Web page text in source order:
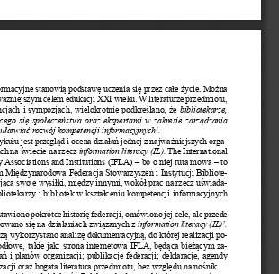
stanowią podstawę uczenia się przez całe życie. Można
celem edukacji XXI wieku. W literaturze przedmiotu,
i sympozjach, wielokrotnie podkreślano, że bibliotekarze,
się społeczeństwa oraz ekspertami w zakresie zarządzania
rozwój kompetencji informacyjnych1.
jest przegląd i ocena działań jednej z najważniejszych orga-
na świecie na rzecz information literacy (IL). The International
Associations and Institutions (IFLA) – bo o niej tuta mowa – to
Międzynarodowa Federacja Stowarzyszeń i Instytucji Bibliote-
swoje wysiłki, między innymi, wokół prac na rzecz uświada-
i bibliotek w kształceniu kompetencji informacyjnych
pokrótce historię federacji, omówiono jej cele, ale przede
się na działaniach związanych z information literacy (IL)2
wykorzystano analizę dokumentacyjną, do której realizacji po-
takie jak: strona internetowa IFLA, będąca bieżącym za-
i planów organizacji; publikacje federacji; deklaracje, agendy
oraz bogata literatura przedmiotu, bez względu na nośnik.